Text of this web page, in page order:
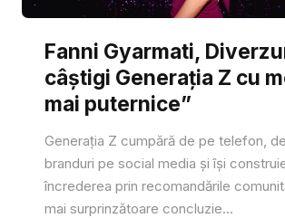
Fanni Gyarmati,
câștigi Generația Z cu
mai puternice”
Generația Z cumpără de pe telefon,
branduri pe social media și își
încrederea prin recomandările
mai surprinzătoare concluzie...